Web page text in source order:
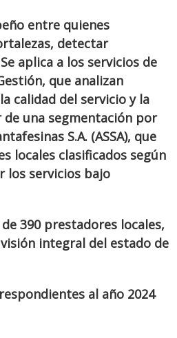
entre quienes
detectar
aplica a los servicios de
que analizan
calidad del servicio y la
una segmentación por
S.A. (ASSA), que
locales clasificados según
los servicios bajo
390 prestadores locales,
integral del estado de
al año 2024